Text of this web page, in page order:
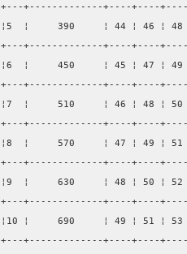
+---+-------------+----+----
¦5  ¦     390     ¦ 44 ¦ 46 ¦ 48
+---+-------------+----+----
¦6  ¦     450     ¦ 45 ¦ 47 ¦ 49
+---+-------------+----+----
¦7  ¦     510     ¦ 46 ¦ 48 ¦ 50
+---+-------------+----+----
¦8  ¦     570     ¦ 47 ¦ 49 ¦ 51
+---+-------------+----+----
¦9  ¦     630     ¦ 48 ¦ 50 ¦ 52
+---+-------------+----+----
¦10 ¦     690     ¦ 49 ¦ 51 ¦ 53
+---+-------------+----+----